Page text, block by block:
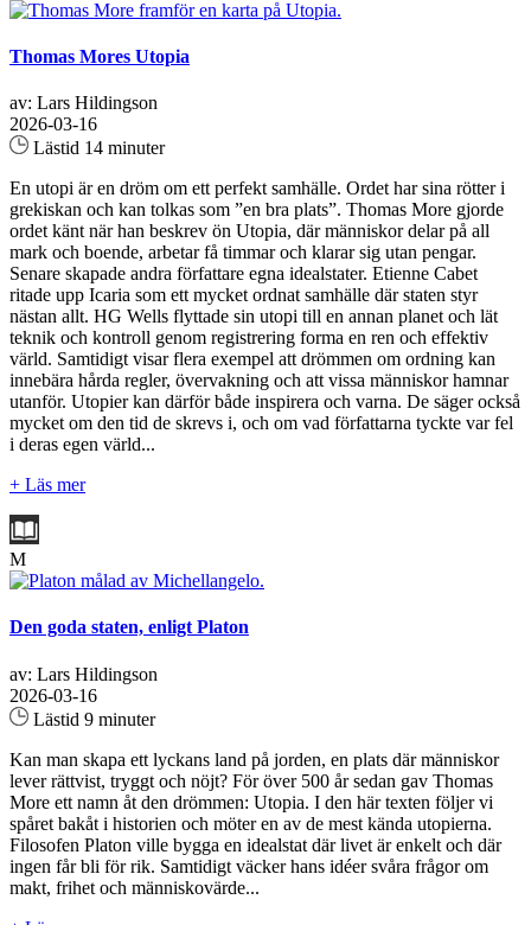
Thomas Mores Utopia
av: Lars Hildingson
2026-03-16
Lästid 14 minuter
En utopi är en dröm om ett perfekt samhälle. Ordet har sina rötter i
grekiskan och kan tolkas som ”en bra plats”. Thomas More gjorde
ordet känt när han beskrev ön Utopia, där människor delar på all
mark och boende, arbetar få timmar och klarar sig utan pengar.
Senare skapade andra författare egna idealstater. Etienne Cabet
ritade upp Icaria som ett mycket ordnat samhälle där staten styr
nästan allt. HG Wells flyttade sin utopi till en annan planet och lät
teknik och kontroll genom registrering forma en ren och effektiv
värld. Samtidigt visar flera exempel att drömmen om ordning kan
innebära hårda regler, övervakning och att vissa människor hamnar
utanför. Utopier kan därför både inspirera och varna. De säger också
mycket om den tid de skrevs i, och om vad författarna tyckte var fel
i deras egen värld...
+ Läs mer
M
Den goda staten, enligt Platon
av: Lars Hildingson
2026-03-16
Lästid 9 minuter
Kan man skapa ett lyckans land på jorden, en plats där människor
lever rättvist, tryggt och nöjt? För över 500 år sedan gav Thomas
More ett namn åt den drömmen: Utopia. I den här texten följer vi
spåret bakåt i historien och möter en av de mest kända utopierna.
Filosofen Platon ville bygga en idealstat där livet är enkelt och där
ingen får bli för rik. Samtidigt väcker hans idéer svåra frågor om
makt, frihet och människovärde...